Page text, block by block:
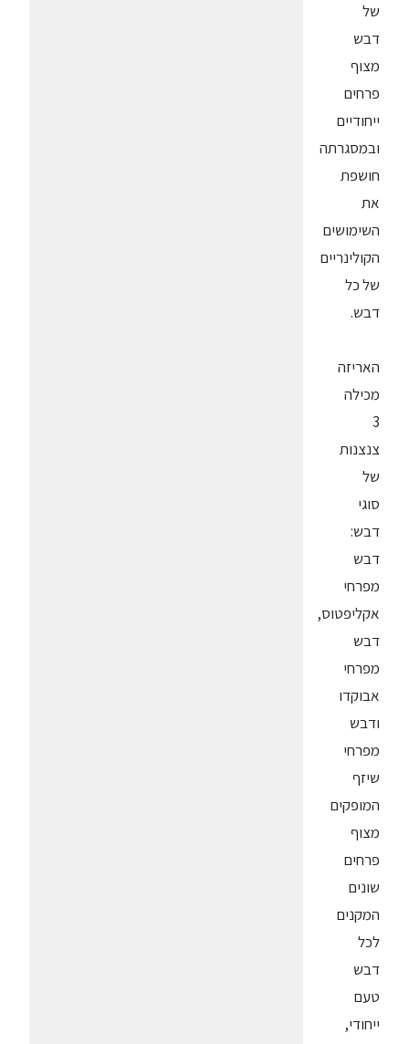
של
דבש
מצוף
פרחים
ייחודיים
ובמסגרתה
חושפת
את
השימושים
הקולינריים
של כל
דבש.
האריזה
מכילה
3
צנצנות
של
סוגי
דבש:
דבש
מפרחי
אקליפטוס,
דבש
מפרחי
אבוקדו
ודבש
מפרחי
שיזף
המופקים
מצוף
פרחים
שונים
המקנים
לכל
דבש
טעם
ייחודי,